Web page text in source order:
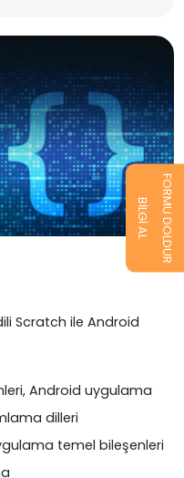
Scratch ile Android
Android uygulama
dilleri
temel bileşenleri
BİLGİ AL FORMU DOLDUR